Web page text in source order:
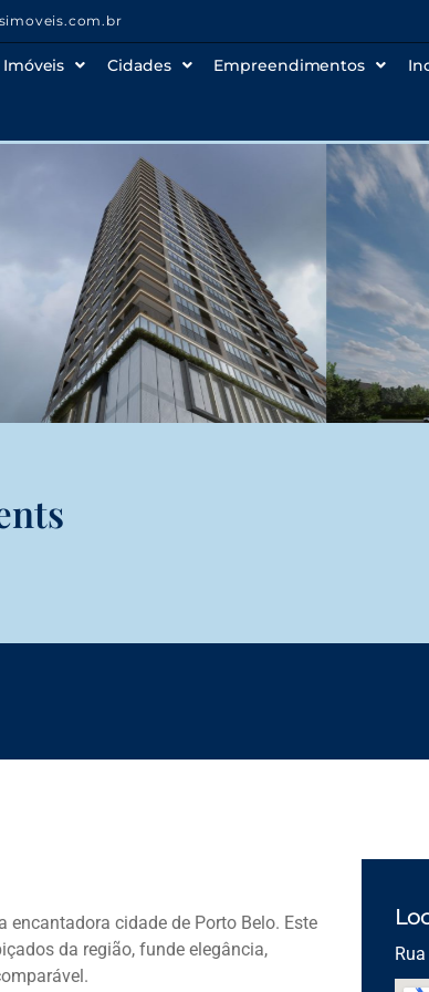
Imóveis Cidades Empreendimentos
cidade de Porto Belo. Este
da região, funde elegância,